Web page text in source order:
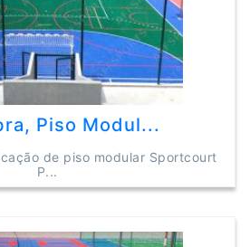
Piso Modul...
de piso modular Sportcourt
P...